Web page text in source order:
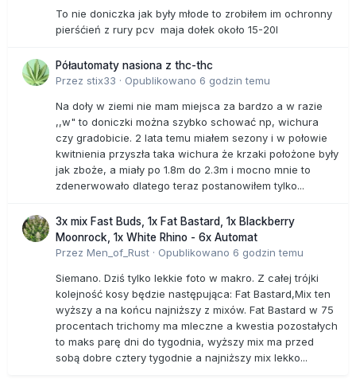
To nie doniczka jak były młode to zrobiłem im ochronny
pierśćień z rury pcv maja dołek około 15-20l
Półautomaty nasiona z thc-thc
Przez stix33 · Opublikowano 6 godzin temu
Na doły w ziemi nie mam miejsca za bardzo a w razie
,,w" to doniczki można szybko schować np, wichura
czy gradobicie. 2 lata temu miałem sezony i w połowie
kwitnienia przyszła taka wichura że krzaki położone były
jak zboże, a miały po 1.8m do 2.3m i mocno mnie to
zdenerwowało dlatego teraz postanowiłem tylko...
3x mix Fast Buds, 1x Fat Bastard, 1x Blackberry
Moonrock, 1x White Rhino - 6x Automat
Przez Men_of_Rust · Opublikowano 6 godzin temu
Siemano. Dziś tylko lekkie foto w makro. Z całej trójki
kolejność kosy będzie następująca: Fat Bastard,Mix ten
wyższy a na końcu najniższy z mixów. Fat Bastard w 75
procentach trichomy ma mleczne a kwestia pozostałych
to maks parę dni do tygodnia, wyższy mix ma przed
sobą dobre cztery tygodnie a najniższy mix lekko...